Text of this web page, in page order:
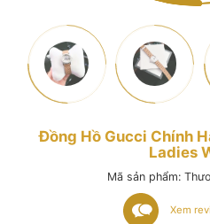
Đồng Hồ Gucci Chính
Ladies
Mã sản phẩm:
Xem